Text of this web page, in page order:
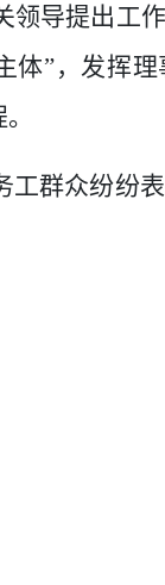
导提出工
体”，发挥
群众纷纷